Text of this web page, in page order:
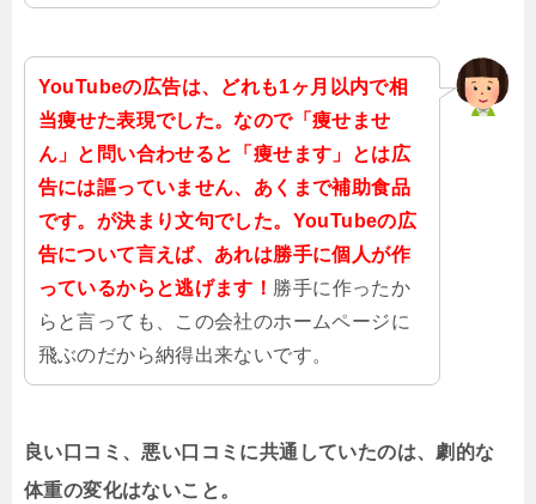
YouTubeの広告は、どれも1ヶ月以内で相
当痩せた表現でした。なので「痩せませ
ん」と問い合わせると「痩せます」とは広
告には謳っていません、あくまで補助食品
です。が決まり文句でした。YouTubeの広
告について言えば、あれは勝手に個人が作
っているからと逃げます！ 勝手に作ったか
らと言っても、この会社のホームページに
飛ぶのだから納得出来ないです。
良い口コミ、悪い口コミに共通していたのは、劇的な
体重の変化はないこと。